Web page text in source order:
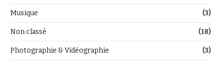
Musique (3)
Non classé (18)
Photographie & Vidéographie (3)